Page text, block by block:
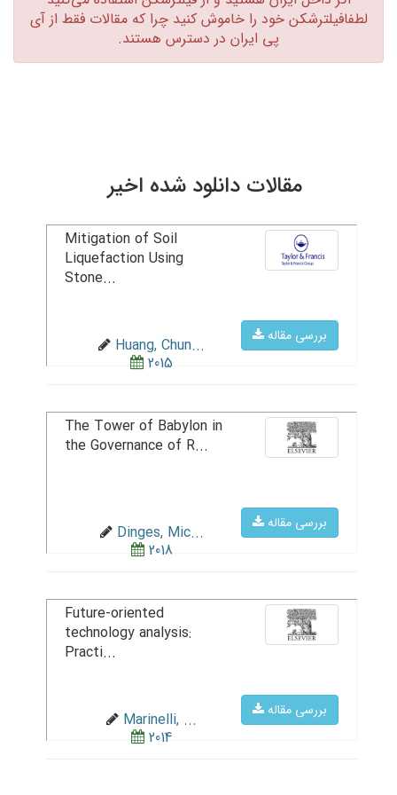
لطفافیلترشکن خود را خاموش کنید چرا که مقالات فقط از آی
پی ایران در دسترس هستند.‏
مقالات دانلود شده اخیر
بررسی مقاله
Mitigation of Soil
Liquefaction Using
Stone...
Huang, Chun...
2015
بررسی مقاله
The Tower of Babylon in
the Governance of R...
Dinges, Mic...
2018
بررسی مقاله
Future-oriented
technology analysis:
Practi...
Marinelli, ...
2014